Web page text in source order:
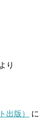
より
出版）
に